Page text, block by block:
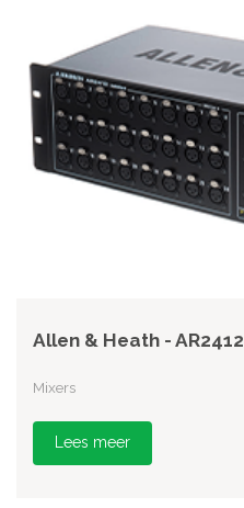
Allen & Heath - AR2412
Mixers
Lees meer